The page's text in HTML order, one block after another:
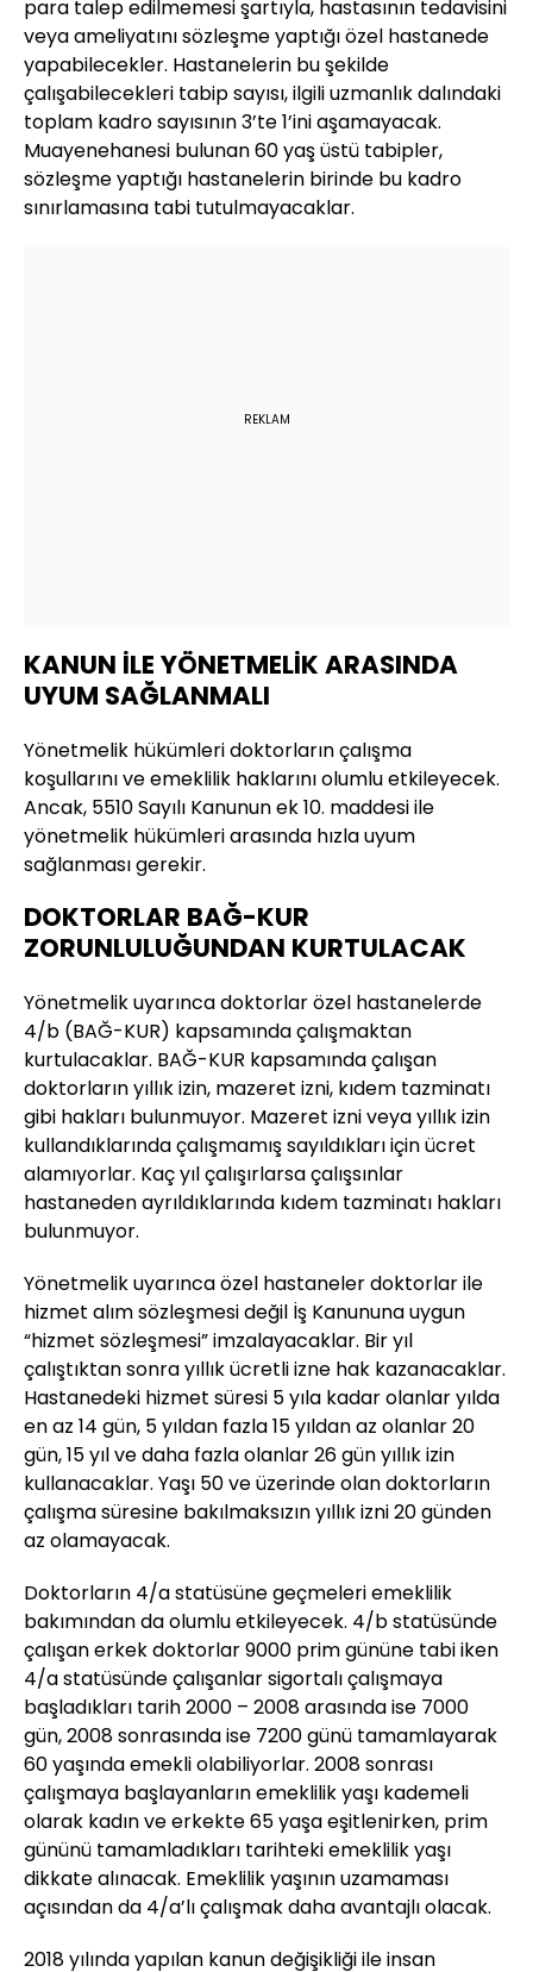
para talep edilmemesi şartıyla, hastasının tedavisini
veya ameliyatını sözleşme yaptığı özel hastanede
yapabilecekler. Hastanelerin bu şekilde
çalışabilecekleri tabip sayısı, ilgili uzmanlık dalındaki
toplam kadro sayısının 3’te 1’ini aşamayacak.
Muayenehanesi bulunan 60 yaş üstü tabipler,
sözleşme yaptığı hastanelerin birinde bu kadro
sınırlamasına tabi tutulmayacaklar.
REKLAM
KANUN İLE YÖNETMELİK ARASINDA
UYUM SAĞLANMALI
Yönetmelik hükümleri doktorların çalışma
koşullarını ve emeklilik haklarını olumlu etkileyecek.
Ancak, 5510 Sayılı Kanunun ek 10. maddesi ile
yönetmelik hükümleri arasında hızla uyum
sağlanması gerekir.
DOKTORLAR BAĞ-KUR
ZORUNLULUĞUNDAN KURTULACAK
Yönetmelik uyarınca doktorlar özel hastanelerde
4/b (BAĞ-KUR) kapsamında çalışmaktan
kurtulacaklar. BAĞ-KUR kapsamında çalışan
doktorların yıllık izin, mazeret izni, kıdem tazminatı
gibi hakları bulunmuyor. Mazeret izni veya yıllık izin
kullandıklarında çalışmamış sayıldıkları için ücret
alamıyorlar. Kaç yıl çalışırlarsa çalışsınlar
hastaneden ayrıldıklarında kıdem tazminatı hakları
bulunmuyor.
Yönetmelik uyarınca özel hastaneler doktorlar ile
hizmet alım sözleşmesi değil İş Kanununa uygun
“hizmet sözleşmesi” imzalayacaklar. Bir yıl
çalıştıktan sonra yıllık ücretli izne hak kazanacaklar.
Hastanedeki hizmet süresi 5 yıla kadar olanlar yılda
en az 14 gün, 5 yıldan fazla 15 yıldan az olanlar 20
gün, 15 yıl ve daha fazla olanlar 26 gün yıllık izin
kullanacaklar. Yaşı 50 ve üzerinde olan doktorların
çalışma süresine bakılmaksızın yıllık izni 20 günden
az olamayacak.
Doktorların 4/a statüsüne geçmeleri emeklilik
bakımından da olumlu etkileyecek. 4/b statüsünde
çalışan erkek doktorlar 9000 prim gününe tabi iken
4/a statüsünde çalışanlar sigortalı çalışmaya
başladıkları tarih 2000 – 2008 arasında ise 7000
gün, 2008 sonrasında ise 7200 günü tamamlayarak
60 yaşında emekli olabiliyorlar. 2008 sonrası
çalışmaya başlayanların emeklilik yaşı kademeli
olarak kadın ve erkekte 65 yaşa eşitlenirken, prim
gününü tamamladıkları tarihteki emeklilik yaşı
dikkate alınacak. Emeklilik yaşının uzamaması
açısından da 4/a’lı çalışmak daha avantajlı olacak.
2018 yılında yapılan kanun değişikliği ile insan